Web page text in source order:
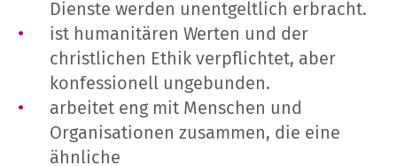
Dienste werden unentgeltlich erbracht.
ist humanitären Werten und der
christlichen Ethik verpflichtet, aber
konfessionell ungebunden.
arbeitet eng mit Menschen und
Organisationen zusammen, die eine
ähnliche